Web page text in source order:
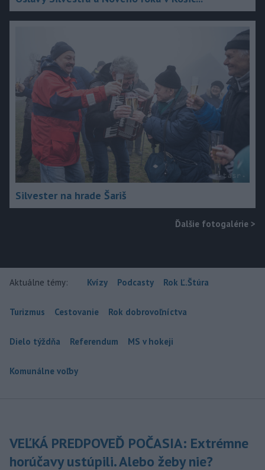
Silvester na hrade Šariš
Ďalšie fotogalérie >
Aktuálne témy: Kvízy Podcasty Rok Ľ.Štúra
Turizmus Cestovanie Rok dobrovoľníctva
Dielo týždňa Referendum MS v hokeji
Komunálne voľby
VEĽKÁ PREDPOVEĎ POČASIA: Extrémne
horúčavy ustúpili. Alebo žeby nie?